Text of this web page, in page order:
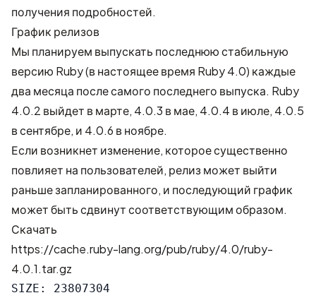
получения подробностей.
График релизов
Мы планируем выпускать последнюю стабильную
версию Ruby (в настоящее время Ruby 4.0) каждые
два месяца после самого последнего выпуска. Ruby
4.0.2 выйдет в марте, 4.0.3 в мае, 4.0.4 в июле, 4.0.5
в сентябре, и 4.0.6 в ноябре.
Если возникнет изменение, которое существенно
повлияет на пользователей, релиз может выйти
раньше запланированного, и последующий график
может быть сдвинут соответствующим образом.
Скачать
https://cache.ruby-lang.org/pub/ruby/4.0/ruby-
4.0.1.tar.gz
SIZE: 23807304